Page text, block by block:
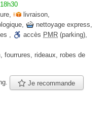
, livraison,
, nettoyage express,
, accès PMR (parking),
fourrures, rideaux, robes de
Je recommande